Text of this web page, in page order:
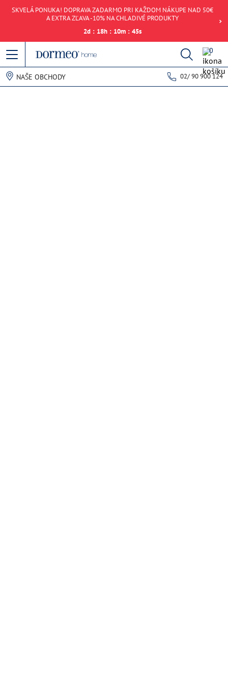
SKVELÁ PONUKA! DOPRAVA ZADARMO PRI KAŽDOM NÁKUPE NAD 50€
A EXTRA ZĽAVA -10% NA CHLADIVÉ PRODUKTY
2d : 18h : 10m : 45s
0
NAŠE OBCHODY 02/ 90 900 124